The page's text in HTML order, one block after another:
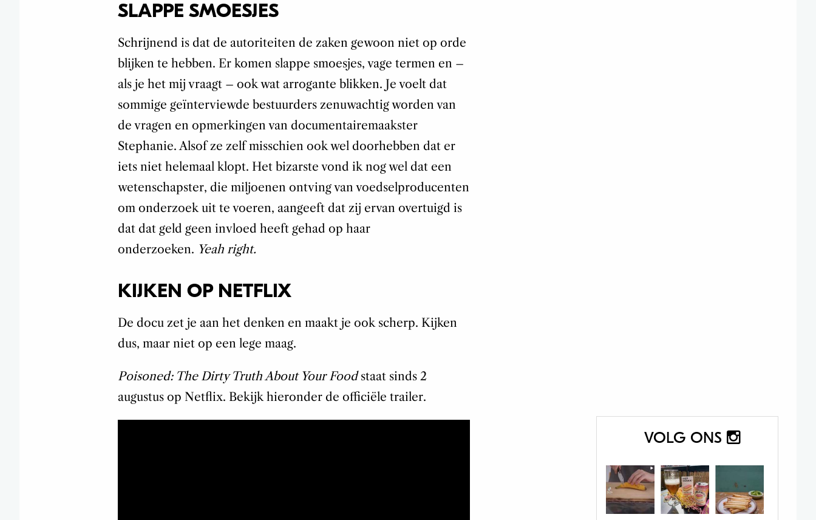
VOLG ONS
SLAPPE SMOESJES
Schrijnend is dat de autoriteiten de zaken gewoon niet op orde
blijken te hebben. Er komen slappe smoesjes, vage termen en –
als je het mij vraagt – ook wat arrogante blikken. Je voelt dat
sommige geïnterviewde bestuurders zenuwachtig worden van
de vragen en opmerkingen van documentairemaakster
Stephanie. Alsof ze zelf misschien ook wel doorhebben dat er
iets niet helemaal klopt. Het bizarste vond ik nog wel dat een
wetenschapster, die miljoenen ontving van voedselproducenten
om onderzoek uit te voeren, aangeeft dat zij ervan overtuigd is
dat dat geld geen invloed heeft gehad op haar
onderzoeken. Yeah right.
KIJKEN OP NETFLIX
De docu zet je aan het denken en maakt je ook scherp. Kijken
dus, maar niet op een lege maag.
Poisoned: The Dirty Truth About Your Foodstaat sinds 2
augustus op Netflix. Bekijk hieronder de officiële trailer.